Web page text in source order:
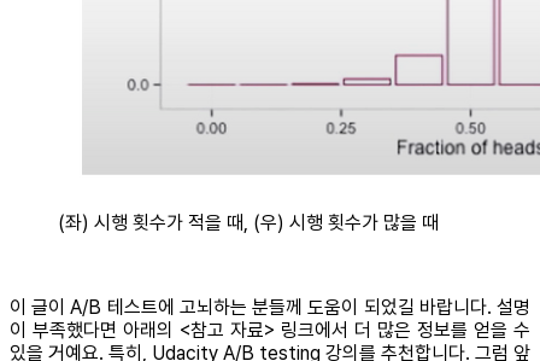
(좌) 시행 횟수가 적을 때, (우) 시행 횟수가 많을 때
이 글이 A/B 테스트에 고뇌하는 분들께 도움이 되었길 바랍니다. 설명
이 부족했다면 아래의 <참고 자료> 링크에서 더 많은 정보를 얻을 수
있을 거예요. 특히, Udacity A/B testing 강의를 추천합니다. 그럼 앞